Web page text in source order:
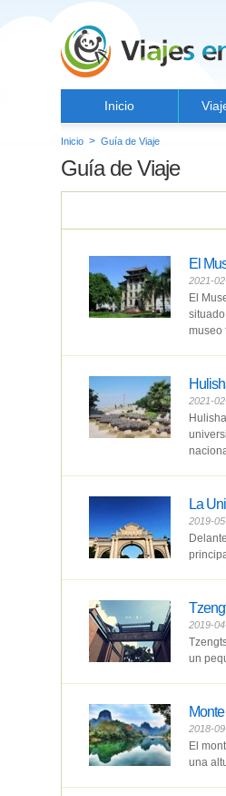
Inicio
Inicio > Guía de Viaje
Guía de Viaje
El
2021-
El
museo
2021-
La
2019-
2019-
un
2018-
El
una